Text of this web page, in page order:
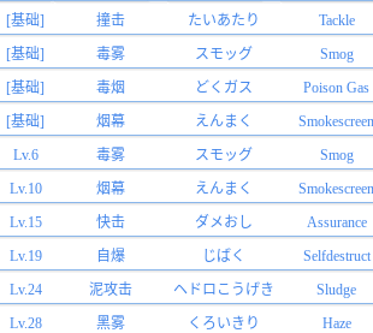
[基础] 撞击 たいあたり
Tackle
[基础]
毒雾 スモッグ
Smog
[基础]
毒烟 どくガス
Poison Gas
[基础]
烟幕 えんまく
Smokescreen
Lv.6
毒雾 スモッグ
Smog
Lv.10
烟幕 えんまく
Smokescreen
Lv.15
快击 ダメおし
Assurance
Lv.19
自爆 じばく
Selfdestruct
Lv.24
泥攻击 ヘドロこうげき
Sludge
Lv.28
黑雾 くろいきり
Haze